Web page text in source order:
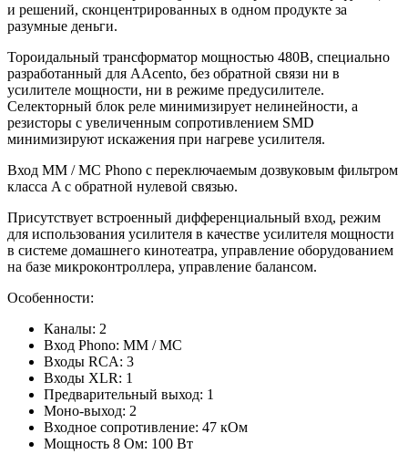
и решений, сконцентрированных в одном продукте за
разумные деньги.
Тороидальный трансформатор мощностью 480В, специально
разработанный для AAcento, без обратной связи ни в
усилителе мощности, ни в режиме предусилителе.
Селекторный блок реле минимизирует нелинейности, а
резисторы с увеличенным сопротивлением SMD
минимизируют искажения при нагреве усилителя.
Вход MM / MC Phono с переключаемым дозвуковым фильтром
класса A с обратной нулевой связью.
Присутствует встроенный дифференциальный вход, режим
для использования усилителя в качестве усилителя мощности
в системе домашнего кинотеатра, управление оборудованием
на базе микроконтроллера, управление балансом.
Особенности:
Каналы: 2
Вход Phono: MM / MC
Входы RCA: 3
Входы XLR: 1
Предварительный выход: 1
Моно-выход: 2
Входное сопротивление: 47 кОм
Мощность 8 Ом: 100 Вт